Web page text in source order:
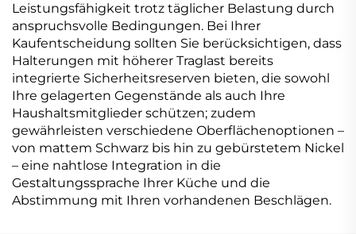
Leistungsfähigkeit trotz täglicher Belastung durch
anspruchsvolle Bedingungen. Bei Ihrer
Kaufentscheidung sollten Sie berücksichtigen, dass
Halterungen mit höherer Traglast bereits
integrierte Sicherheitsreserven bieten, die sowohl
Ihre gelagerten Gegenstände als auch Ihre
Haushaltsmitglieder schützen; zudem
gewährleisten verschiedene Oberflächenoptionen –
von mattem Schwarz bis hin zu gebürstetem Nickel
– eine nahtlose Integration in die
Gestaltungssprache Ihrer Küche und die
Abstimmung mit Ihren vorhandenen Beschlägen.